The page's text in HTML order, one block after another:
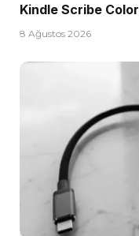
Kindle Scribe
8 Ağustos 2026